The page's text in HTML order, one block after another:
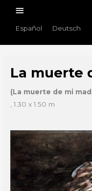
content
Main
Menu
Español Deutsch
La muerte
(La muerte de mi
, 1.30 x 1.50 m